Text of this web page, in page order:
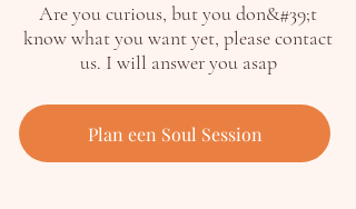
Are you curious, but you don&#39;t
know what you want yet, please contact
us. I will answer you asap
Plan een Soul Session